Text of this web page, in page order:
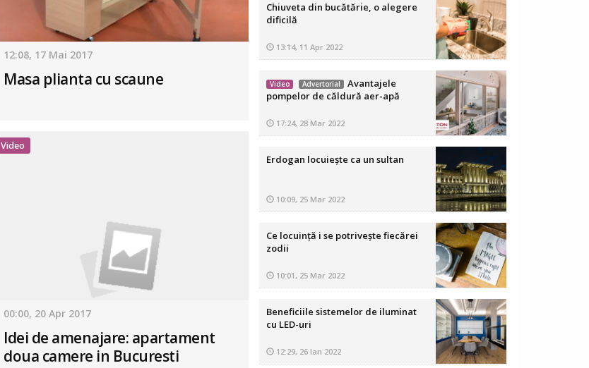
12:08, 17 Mai 2017
Masa plianta cu scaune
Video
00:00, 20 Apr 2017
Idei de amenajare: apartament
doua camere in Bucuresti
Chiuveta din bucătărie, o alegere
dificilă
13:14, 11 Apr 2022
Video Advertorial
Avantajele
pompelor de căldură aer-apă
17:24, 28 Mar 2022
Erdogan locuiește ca un sultan
10:09, 25 Mar 2022
Ce locuință i se potrivește fiecărei
zodii
10:01, 25 Mar 2022
Beneficiile sistemelor de iluminat
cu LED-uri
12:29, 26 Ian 2022